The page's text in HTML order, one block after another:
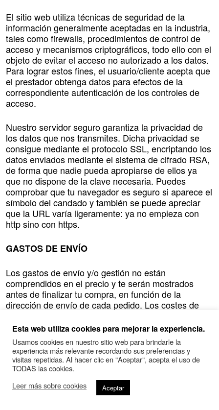
El sitio web utiliza técnicas de seguridad de la
información generalmente aceptadas en la industria,
tales como firewalls, procedimientos de control de
acceso y mecanismos criptográficos, todo ello con el
objeto de evitar el acceso no autorizado a los datos.
Para lograr estos fines, el usuario/cliente acepta que
el prestador obtenga datos para efectos de la
correspondiente autenticación de los controles de
acceso.
Nuestro servidor seguro garantiza la privacidad de
los datos que nos transmites. Dicha privacidad se
consigue mediante el protocolo SSL, encriptando los
datos enviados mediante el sistema de cifrado RSA,
de forma que nadie pueda apropiarse de ellos ya
que no dispone de la clave necesaria. Puedes
comprobar que tu navegador es seguro si aparece el
símbolo del candado y también se puede apreciar
que la URL varía ligeramente: ya no empieza con
http sino con https.
GASTOS DE ENVÍO
Los gastos de envío y/o gestión no están
comprendidos en el precio y te serán mostrados
antes de finalizar tu compra, en función de la
dirección de envío de cada pedido. Los costes de
no pertenecientes a la Unión Aduanera Europa no
incluyen los costes (aranceles) de importación, que
serán pagados en metálico en destino por el
receptor de la mercancía.
REALIZACIÓN DEL PEDIDO
Esta web utiliza cookies para mejorar la experiencia.
Usamos cookies en nuestro sitio web para brindarle la
experiencia más relevante recordando sus preferencias y
visitas repetidas. Al hacer clic en "Aceptar", acepta el uso de
TODAS las cookies.
Leer más sobre cookies
Aceptar